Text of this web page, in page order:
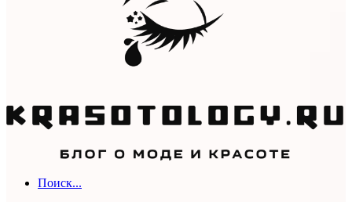
Поиск...